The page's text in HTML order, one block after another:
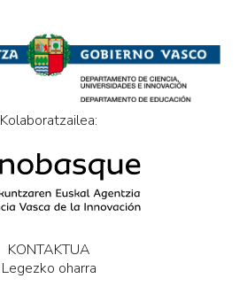
Kolaboratzailea:
KONTAKTUA
Legezko oharra